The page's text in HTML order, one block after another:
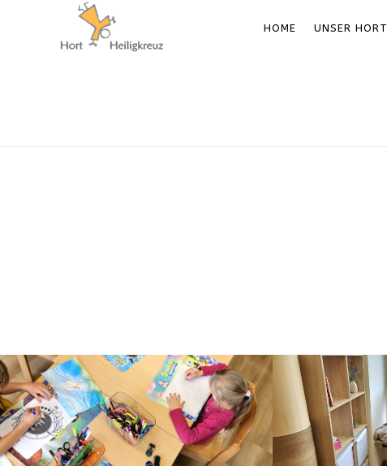
HOME UNSER HORT